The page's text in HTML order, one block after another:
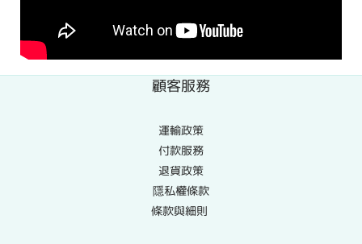
顧客服務
運輸政策
付款服務
退貨政策
隱私權條款
條款與細則